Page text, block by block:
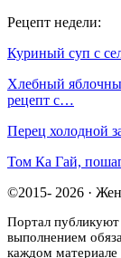
Рецепт недели:
Куриный суп с
Хлебный
рецепт с…
Перец холодной
Том Ка Гай,
©2015- 2026 ·
Портал
выполнением
каждом материале